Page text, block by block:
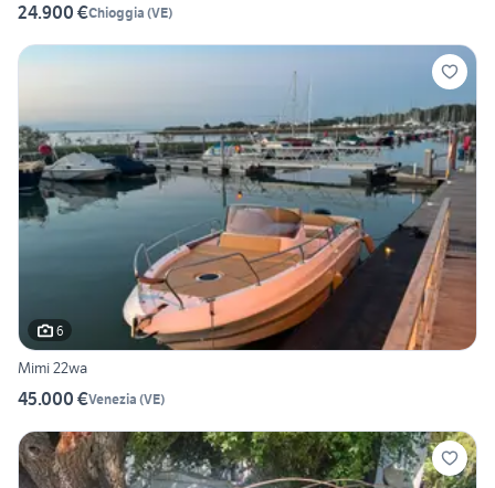
24.900 €Chioggia (VE)
6
Mimi 22wa
45.000 €Venezia (VE)